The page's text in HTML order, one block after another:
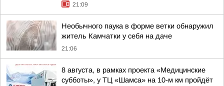
21:09
Необычного паука в форме ветки обнаружил
житель Камчатки у себя на даче
21:06
8 августа, в рамках проекта «Медицинские
субботы», у ТЦ «Шамса» на 10-м км пройдёт